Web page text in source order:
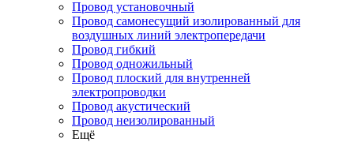
Провод установочный
Провод самонесущий изолированный для
воздушных линий электропередачи
Провод гибкий
Провод одножильный
Провод плоский для внутренней
электропроводки
Провод акустический
Провод неизолированный
Ещё